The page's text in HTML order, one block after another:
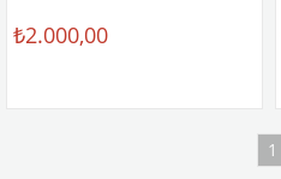
₺2.000,00
1